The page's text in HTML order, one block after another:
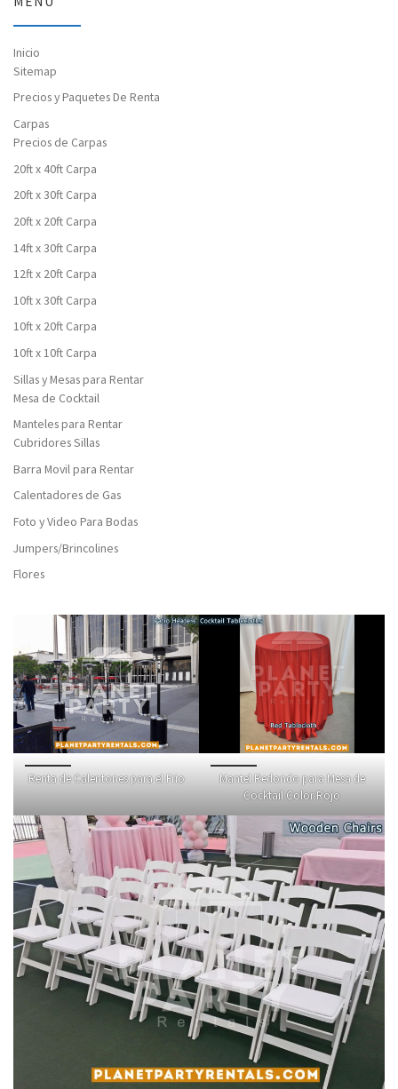
Inicio
Sitemap
Precios y Paquetes De Renta
Carpas
Precios de Carpas
20ft x 40ft Carpa
20ft x 30ft Carpa
20ft x 20ft Carpa
14ft x 30ft Carpa
12ft x 20ft Carpa
10ft x 30ft Carpa
10ft x 20ft Carpa
10ft x 10ft Carpa
Sillas y Mesas para Rentar
Mesa de Cocktail
Manteles para Rentar
Cubridores Sillas
Barra Movil para Rentar
Calentadores de Gas
Foto y Video Para Bodas
Jumpers/Brincolines
Flores
Renta de Calentones para el Frio
Mantel Redondo para Mesa de
Cocktail Color Rojo